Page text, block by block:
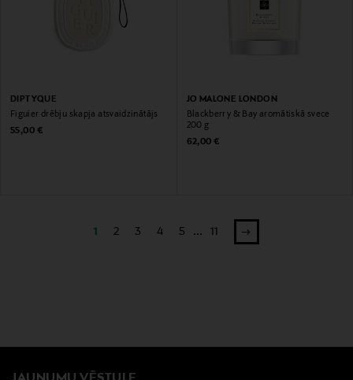
DIPTYQUE
Figuier drēbju skapja atsvaidzinātājs
Original Price
55,00 €
JO MALONE LONDON
Blackberry & Bay aromātiskā svece
200 g
Original Price
62,00 €
1 2 3 4 5 ... 11